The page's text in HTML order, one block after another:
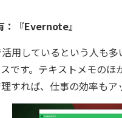
『Evernote』
用しているという人も
です。テキストメモの
れば、仕事の効率もア